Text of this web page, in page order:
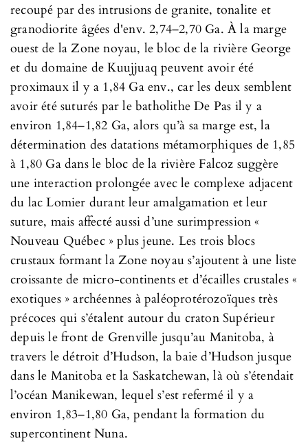
recoupé par des intrusions de granite, tonalite et
granodiorite âgées d'env. 2,74–2,70 Ga. À la marge
ouest de la Zone noyau, le bloc de la rivière George
et du domaine de Kuujjuaq peuvent avoir été
proximaux il y a 1,84 Ga env., car les deux semblent
avoir été suturés par le batholithe De Pas il y a
environ 1,84–1,82 Ga, alors qu’à sa marge est, la
détermination des datations métamorphiques de 1,85
à 1,80 Ga dans le bloc de la rivière Falcoz suggère
une interaction prolongée avec le complexe adjacent
du lac Lomier durant leur amalgamation et leur
suture, mais affecté aussi d’une surimpression «
Nouveau Québec » plus jeune. Les trois blocs
crustaux formant la Zone noyau s’ajoutent à une liste
croissante de micro-continents et d’écailles crustales «
exotiques » archéennes à paléoprotérozoïques très
précoces qui s’étalent autour du craton Supérieur
depuis le front de Grenville jusqu’au Manitoba, à
travers le détroit d’Hudson, la baie d’Hudson jusque
dans le Manitoba et la Saskatchewan, là où s’étendait
l’océan Manikewan, lequel s’est refermé il y a
environ 1,83–1,80 Ga, pendant la formation du
supercontinent Nuna.